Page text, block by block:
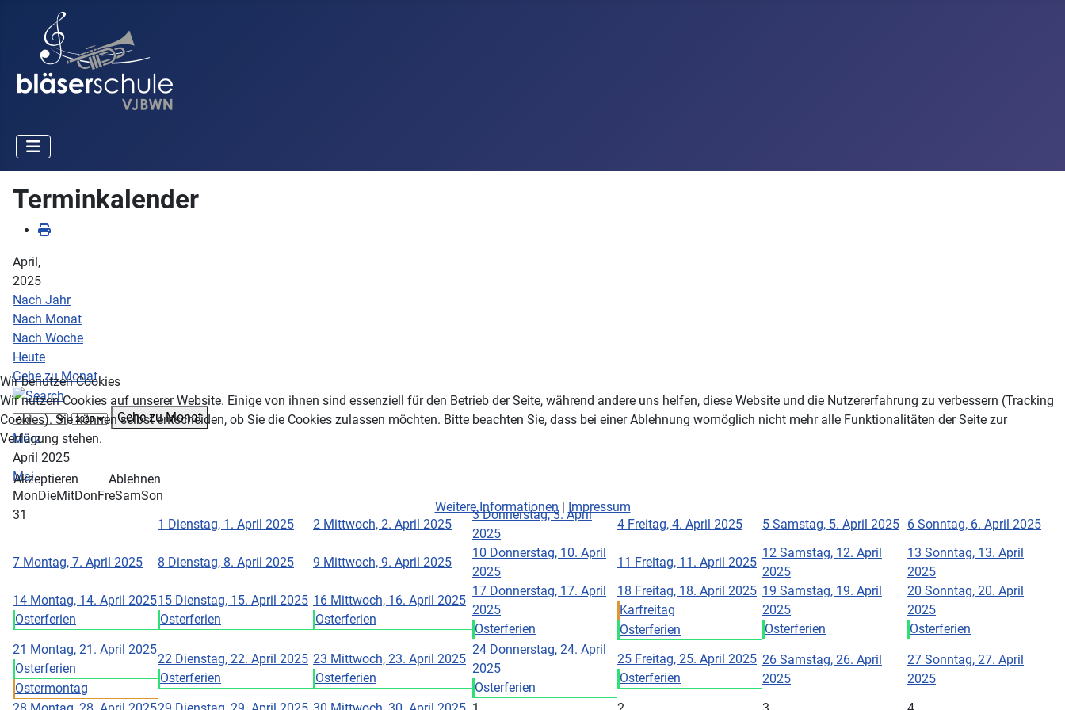
Terminkalender
April,
2025
Nach Jahr
Nach Monat
Nach Woche
Heute
Gehe zu Monat
Gehe zu Monat
März
April 2025
Mai
MonDieMitDonFreSamSon
31
1 Dienstag, 1. April 2025 2 Mittwoch, 2. April 2025
3 Donnerstag, 3. April
2025
4 Freitag, 4. April 2025 5 Samstag, 5. April 2025 6 Sonntag, 6. April 2025
7 Montag, 7. April 2025 8 Dienstag, 8. April 2025 9 Mittwoch, 9. April 2025
10 Donnerstag, 10. April
2025
11 Freitag, 11. April 2025
12 Samstag, 12. April
2025
13 Sonntag, 13. April
2025
14 Montag, 14. April 2025
Osterferien
15 Dienstag, 15. April 2025
Osterferien
16 Mittwoch, 16. April 2025
Osterferien
17 Donnerstag, 17. April
2025
Osterferien
18 Freitag, 18. April 2025
Karfreitag
Osterferien
19 Samstag, 19. April
2025
Osterferien
20 Sonntag, 20. April
2025
Osterferien
21 Montag, 21. April 2025
Osterferien
Ostermontag
22 Dienstag, 22. April 2025
Osterferien
23 Mittwoch, 23. April 2025
Osterferien
24 Donnerstag, 24. April
2025
Osterferien
25 Freitag, 25. April 2025
Osterferien
26 Samstag, 26. April
2025
27 Sonntag, 27. April
2025
Wir benutzen Cookies
Wir nutzen Cookies auf unserer Website. Einige von ihnen sind essenziell für den Betrieb der Seite, während andere uns helfen, diese Website und die Nutzererfahrung zu verbessern (Tracking
Cookies). Sie können selbst entscheiden, ob Sie die Cookies zulassen möchten. Bitte beachten Sie, dass bei einer Ablehnung womöglich nicht mehr alle Funktionalitäten der Seite zur
Verfügung stehen.
Akzeptieren
Ablehnen
Weitere Informationen| Impressum